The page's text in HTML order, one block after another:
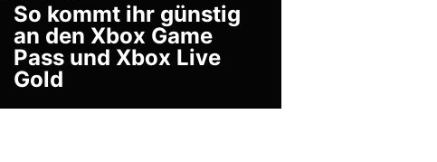
So kommt ihr günstig
an den Xbox Game
Pass und Xbox Live
Gold